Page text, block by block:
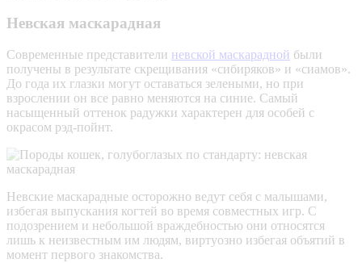
Невская маскарадная
Современные представители невской маскарадной были
получены в результате скрещивания «сибиряков» и «сиамов».
До года их глазки могут оставаться зелеными, но при
взрослении он все равно меняются на синие. Самый
насыщенный оттенок радужки характерен для особей с
окрасом рэд-пойнт.
Невские маскарадные осторожно ведут себя с малышами,
избегая выпускания когтей во время совместных игр. С
подозрением и небольшой враждебностью они относятся
лишь к неизвестным им людям, виртуозно избегая объятий в
момент первого знакомства.